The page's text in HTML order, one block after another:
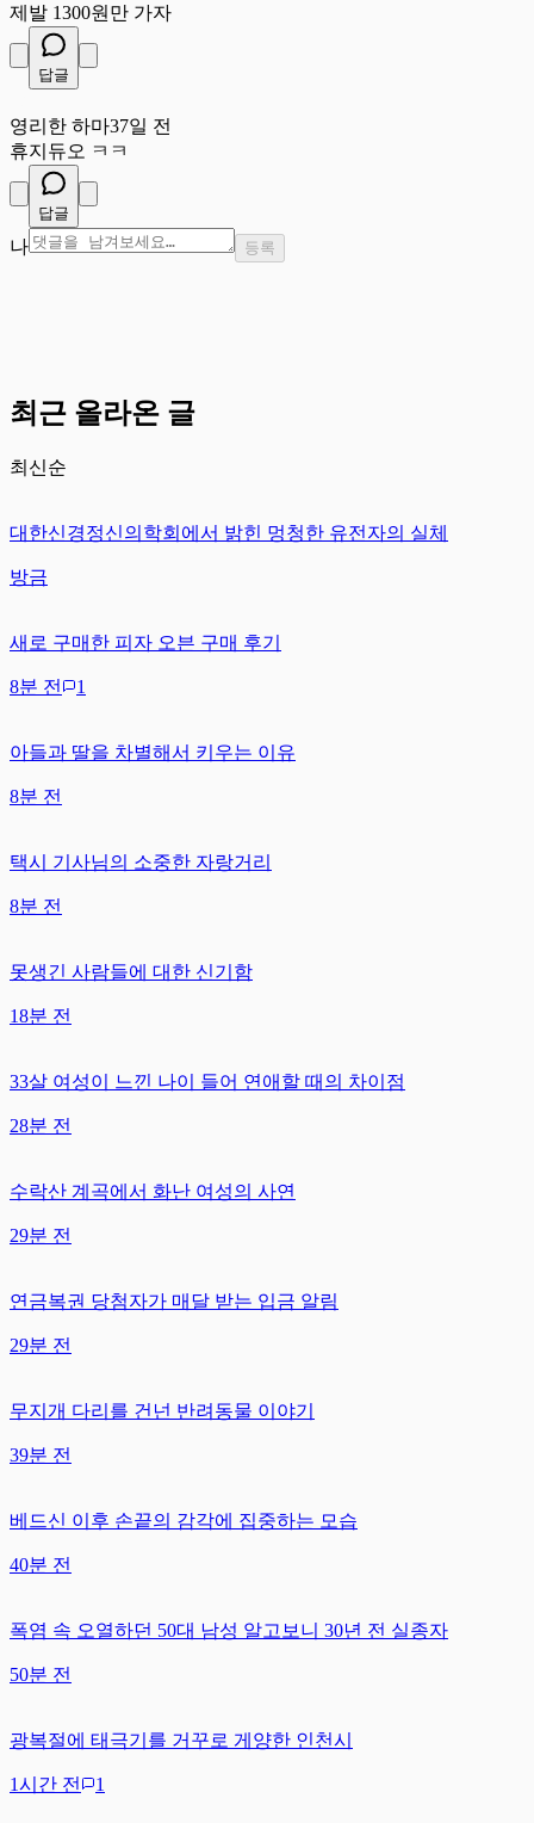
제발 1300원만 가자
답글
영리한 하마37일 전
휴지듀오 ㅋㅋ
답글
나 등록
최근 올라온 글
최신순
대한신경정신의학회에서 밝힌 멍청한 유전자의 실체
방금
새로 구매한 피자 오븐 구매 후기
8분 전 1
아들과 딸을 차별해서 키우는 이유
8분 전
택시 기사님의 소중한 자랑거리
8분 전
못생긴 사람들에 대한 신기함
18분 전
33살 여성이 느낀 나이 들어 연애할 때의 차이점
28분 전
수락산 계곡에서 화난 여성의 사연
29분 전
연금복권 당첨자가 매달 받는 입금 알림
29분 전
무지개 다리를 건넌 반려동물 이야기
39분 전
베드신 이후 손끝의 감각에 집중하는 모습
40분 전
폭염 속 오열하던 50대 남성 알고보니 30년 전 실종자
50분 전
광복절에 태극기를 거꾸로 게양한 인천시
1시간 전 1